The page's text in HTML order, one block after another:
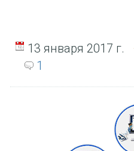
13 января 2017 г.
1